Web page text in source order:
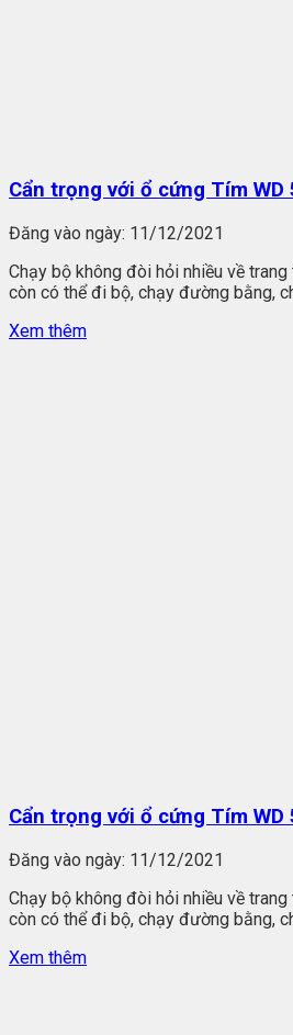
Cẩn trọng với ổ cứng Tím
Đăng vào ngày: 11/12/2021
Chạy bộ không đòi hỏi nhiều về
còn có thể đi bộ, chạy đường bằng,
Xem thêm
Cẩn trọng với ổ cứng Tím
Đăng vào ngày: 11/12/2021
Chạy bộ không đòi hỏi nhiều về
còn có thể đi bộ, chạy đường bằng,
Xem thêm